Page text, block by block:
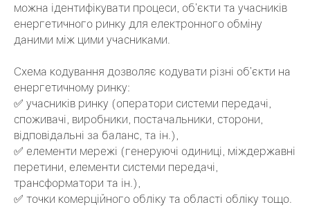
можна ідентифікувати процеси, об’єкти та учасників
енергетичного ринку для електронного обміну
даними між цими учасниками.
Схема кодування дозволяє кодувати різні об’єкти на
енергетичному ринку:
✅ учасників ринку (оператори системи передачі,
споживачі, виробники, постачальники, сторони,
відповідальні за баланс, та ін.),
✅ елементи мережі (генеруючі одиниці, міждержавні
перетини, елементи системи передачі,
трансформатори та ін.),
✅ точки комерційного обліку та області обліку тощо.